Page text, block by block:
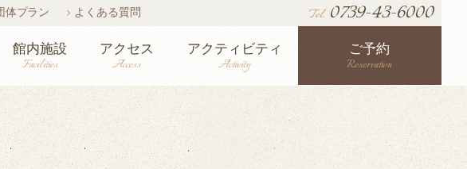
体プラン よくある質問 Tel. 0739-43-6000
館内施設
Facilities
アクセス
Access
アクティビティ
Activity
ご予約
Reservation